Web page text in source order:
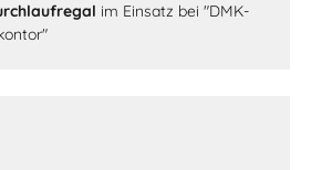
im Einsatz bei "DMK-